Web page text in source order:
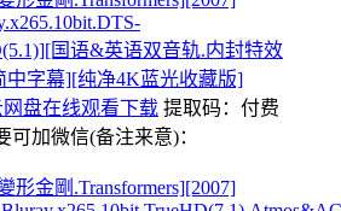
国语&英语双音轨.内封特效
中字幕][纯净4K蓝光收藏版]
盘在线观看下载 提取码： 付费
可加微信(备注来意)：
形金剛.Transformers][2007]